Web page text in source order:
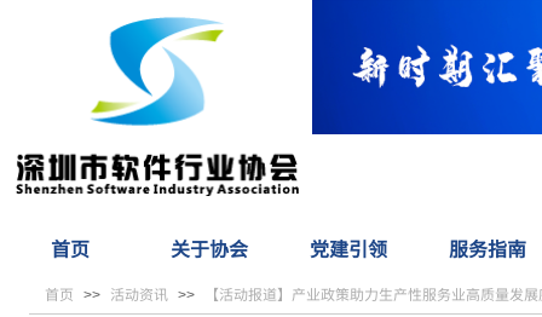
首页 关于协会 党建引领 服务指南
首页 >> 活动资讯 >> 【活动报道】产业政策助力生产性服务业高质量